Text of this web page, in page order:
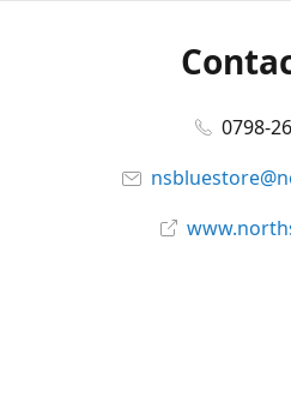
0798-